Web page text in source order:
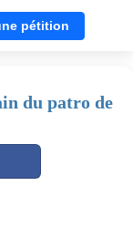
pétition
du patro de